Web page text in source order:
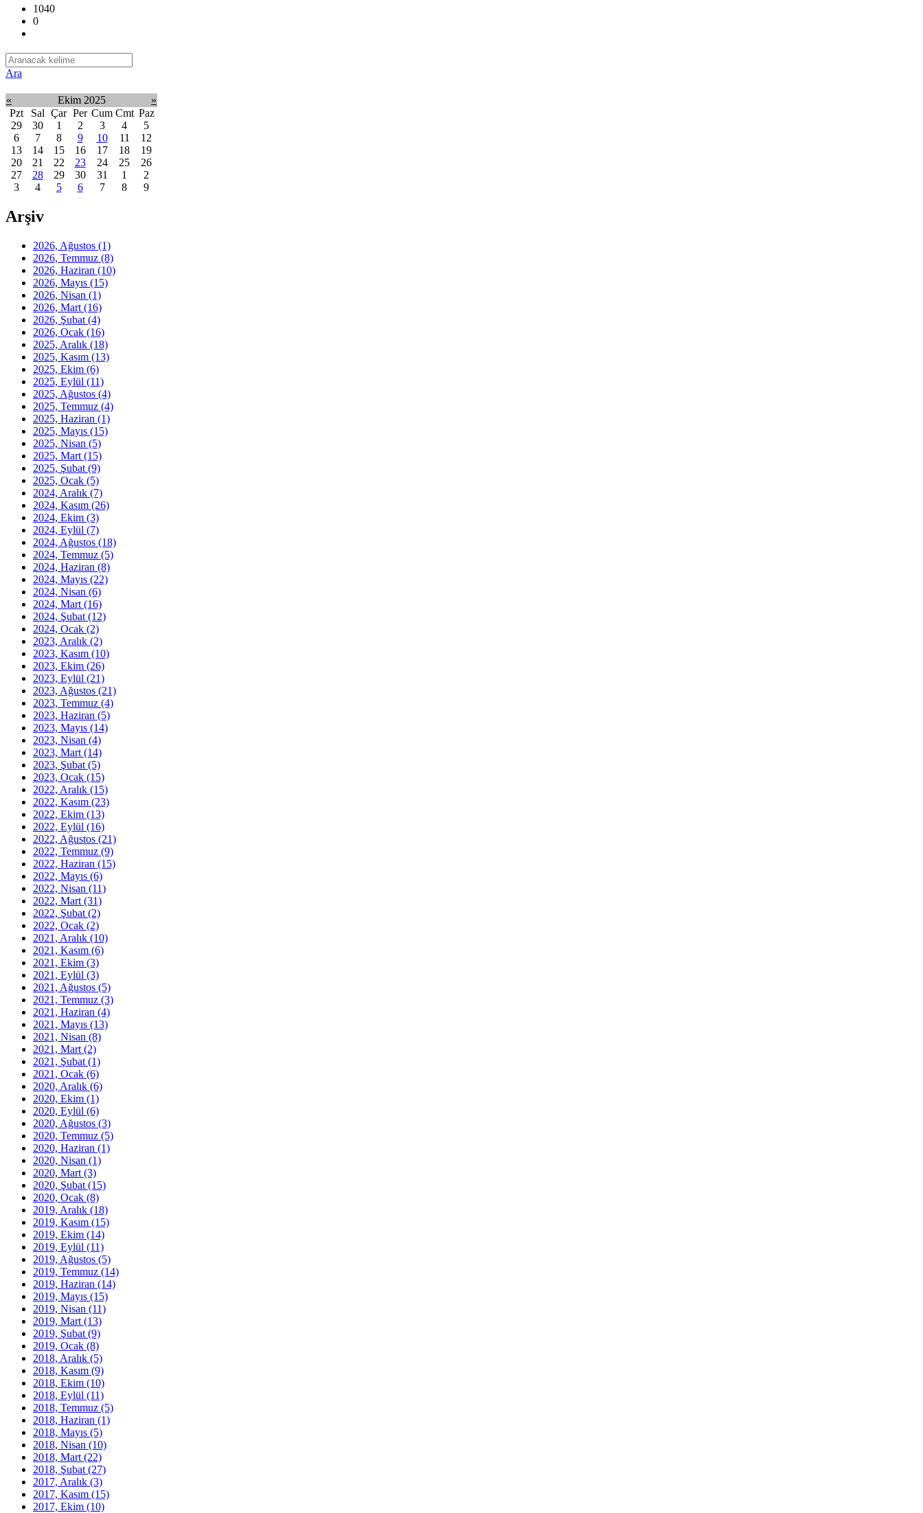
1040
0
Ara
« Ekim 2025
»
Pzt
Sal Çar Per Cum Cmt Paz
29
30 1 2 3 4
5
6
7 8 9 10 11
12
13
14 15 16 17 18
19
20
21 22 23 24 25
26
27
28 29 30 31 1
2
3
4 5 6 7 8 9
Arşiv
2026, Ağustos (1)
2026, Temmuz (8)
2026, Haziran (10)
2026, Mayıs (15)
2026, Nisan (1)
2026, Mart (16)
2026, Şubat (4)
2026, Ocak (16)
2025, Aralık (18)
2025, Kasım (13)
2025, Ekim (6)
2025, Eylül (11)
2025, Ağustos (4)
2025, Temmuz (4)
2025, Haziran (1)
2025, Mayıs (15)
2025, Nisan (5)
2025, Mart (15)
2025, Şubat (9)
2025, Ocak (5)
2024, Aralık (7)
2024, Kasım (26)
2024, Ekim (3)
2024, Eylül (7)
2024, Ağustos (18)
2024, Temmuz (5)
2024, Haziran (8)
2024, Mayıs (22)
2024, Nisan (6)
2024, Mart (16)
2024, Şubat (12)
2024, Ocak (2)
2023, Aralık (2)
2023, Kasım (10)
2023, Ekim (26)
2023, Eylül (21)
2023, Ağustos (21)
2023, Temmuz (4)
2023, Haziran (5)
2023, Mayıs (14)
2023, Nisan (4)
2023, Mart (14)
2023, Şubat (5)
2023, Ocak (15)
2022, Aralık (15)
2022, Kasım (23)
2022, Ekim (13)
2022, Eylül (16)
2022, Ağustos (21)
2022, Temmuz (9)
2022, Haziran (15)
2022, Mayıs (6)
2022, Nisan (11)
2022, Mart (31)
2022, Şubat (2)
2022, Ocak (2)
2021, Aralık (10)
2021, Kasım (6)
2021, Ekim (3)
2021, Eylül (3)
2021, Ağustos (5)
2021, Temmuz (3)
2021, Haziran (4)
2021, Mayıs (13)
2021, Nisan (8)
2021, Mart (2)
2021, Şubat (1)
2021, Ocak (6)
2020, Aralık (6)
2020, Ekim (1)
2020, Eylül (6)
2020, Ağustos (3)
2020, Temmuz (5)
2020, Haziran (1)
2020, Nisan (1)
2020, Mart (3)
2020, Şubat (15)
2020, Ocak (8)
2019, Aralık (18)
2019, Kasım (15)
2019, Ekim (14)
2019, Eylül (11)
2019, Ağustos (5)
2019, Temmuz (14)
2019, Haziran (14)
2019, Mayıs (15)
2019, Nisan (11)
2019, Mart (13)
2019, Şubat (9)
2019, Ocak (8)
2018, Aralık (5)
2018, Kasım (9)
2018, Ekim (10)
2018, Eylül (11)
2018, Temmuz (5)
2018, Haziran (1)
2018, Mayıs (5)
2018, Nisan (10)
2018, Mart (22)
2018, Şubat (27)
2017, Aralık (3)
2017, Kasım (15)
2017, Ekim (10)